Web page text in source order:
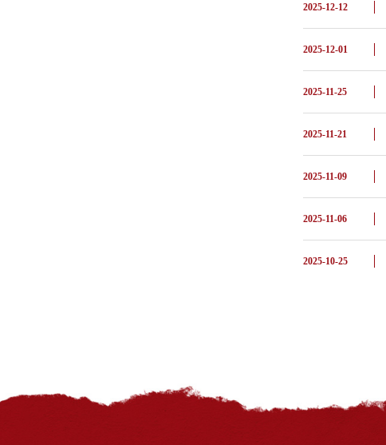
2025-12-12
2025-12-01
2025-11-25
2025-11-21
2025-11-09
2025-11-06
2025-10-25